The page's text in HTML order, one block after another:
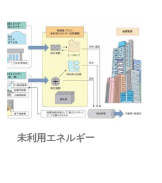
未利用エネルギー